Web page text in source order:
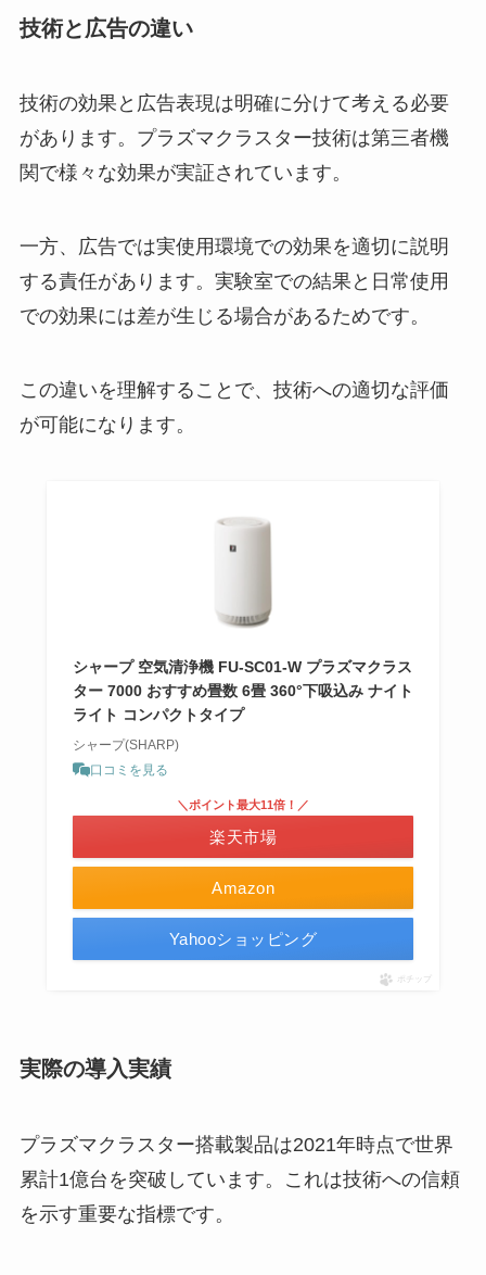
技術と広告の違い
技術の効果と広告表現は明確に分けて考える必要
があります。プラズマクラスター技術は第三者機
関で様々な効果が実証されています。
一方、広告では実使用環境での効果を適切に説明
する責任があります。実験室での結果と日常使用
での効果には差が生じる場合があるためです。
この違いを理解することで、技術への適切な評価
が可能になります。
シャープ 空気清浄機 FU-SC01-W プラズマクラス
ター 7000 おすすめ畳数 6畳 360°下吸込み ナイト
ライト コンパクトタイプ
シャープ(SHARP)
口コミを見る
Amazon
＼ポイント最大11倍！／
楽天市場
Yahooショッピング
ポチップ
実際の導入実績
プラズマクラスター搭載製品は2021年時点で世界
累計1億台を突破しています。これは技術への信頼
を示す重要な指標です。